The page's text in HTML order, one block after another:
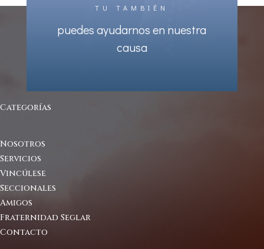
TU TAMBIÉN
puedes ayudarnos en nuestra
causa
Categorías
Nosotros
Servicios
Vincúlese
Seccionales
Amigos
Fraternidad Seglar
Contacto